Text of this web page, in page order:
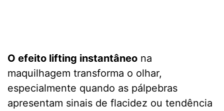
O efeito lifting instantâneo na
maquilhagem transforma o olhar,
especialmente quando as pálpebras
apresentam sinais de flacidez ou tendência